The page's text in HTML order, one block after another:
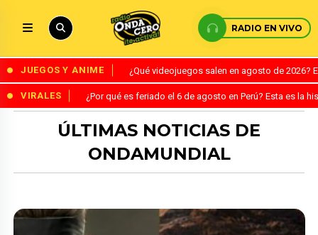
RADIO EN VIVO
JUEGOS Y ANIME ¿Qué videojuegos salen en agosto de
VIRALES ¿Por qué es feriado el 6 de agosto en Perú? Esta es la
ÚLTIMAS NOTICIAS DE
ONDAMUNDIAL